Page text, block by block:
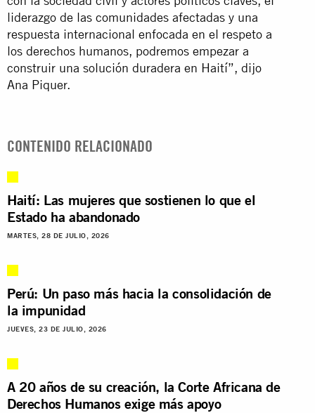
liderazgo de las comunidades afectadas y una
respuesta internacional enfocada en el respeto a
los derechos humanos, podremos empezar a
construir una solución duradera en Haití”, dijo
Ana Piquer.
CONTENIDO RELACIONADO
Haití: Las mujeres que sostienen lo que el
Estado ha abandonado
MARTES, 28 DE JULIO, 2026
Perú: Un paso más hacia la consolidación de
la impunidad
JUEVES, 23 DE JULIO, 2026
A 20 años de su creación, la Corte Africana de
Derechos Humanos exige más apoyo